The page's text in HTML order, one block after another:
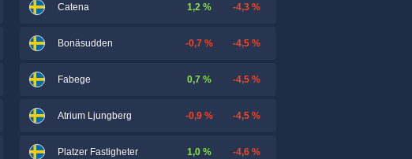
Catena 1,2 % -4,3 %
Bonäsudden -0,7 % -4,5 %
Fabege 0,7 % -4,5 %
Atrium Ljungberg -0,9 % -4,5 %
Platzer Fastigheter 1,0 % -4,6 %